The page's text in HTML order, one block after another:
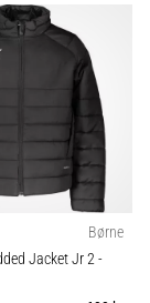
Børne
Jacket Jr 2-